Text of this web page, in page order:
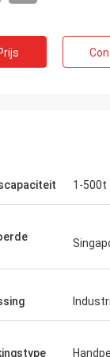
hoop
zijn!
1-500t